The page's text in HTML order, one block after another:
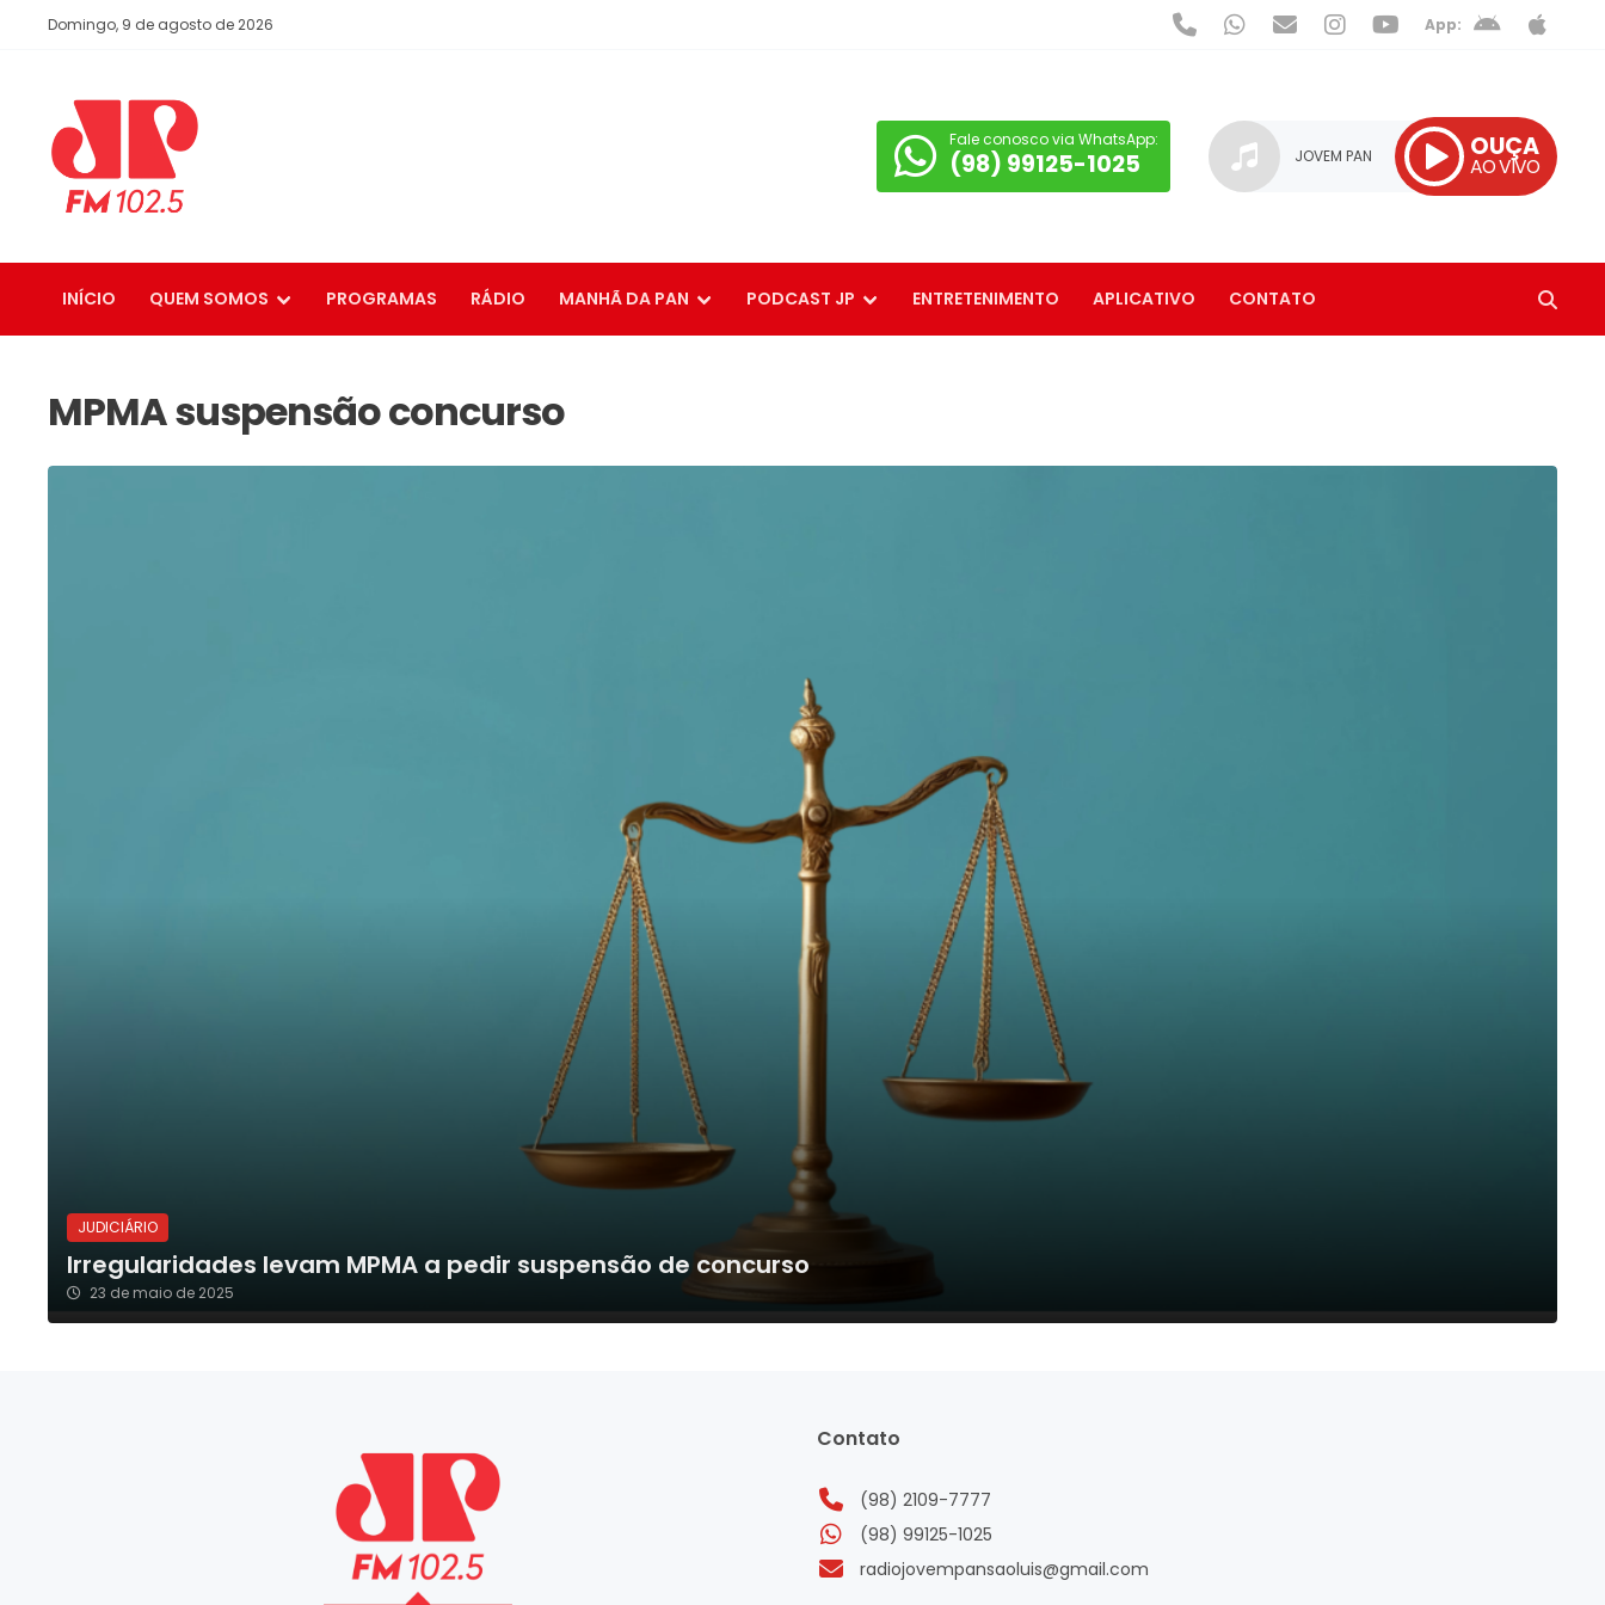
Domingo, 9 de agosto de 2026 App:
Fale conosco via WhatsApp:
(98) 99125-1025 JOVEM PAN OUÇA
AO VIVO
INÍCIO QUEM SOMOS PROGRAMAS RÁDIO MANHÃ DA PAN PODCAST JP ENTRETENIMENTO APLICATIVO CONTATO
JUDICIÁRIO
Irregularidades levam MPMA a pedir suspensão de concurso
23 de maio de 2025
Contato
(98) 2109-7777
(98) 99125-1025
radiojovempansaoluis@gmail.com